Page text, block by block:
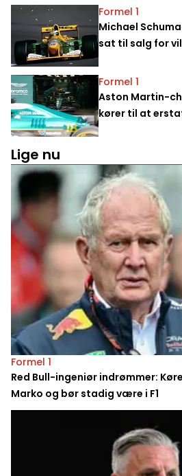
Formel 1
Michael
sat til salg for
Formel 1
Aston Martin-
kører til at
Lige nu
Formel 1
Red Bull-ingeniør indrømmer:
Marko og bør stadig være i F1